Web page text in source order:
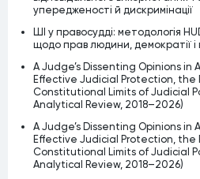
упередженості й дискримінації
ШІ у правосудді: методологія
щодо прав людини, демократії
A Judge’s Dissenting Opinions
Effective Judicial Protection, the
Constitutional Limits of Judicial
Analytical Review, 2018–2026)
A Judge’s Dissenting Opinions
Effective Judicial Protection, the
Constitutional Limits of Judicial
Analytical Review, 2018–2026)